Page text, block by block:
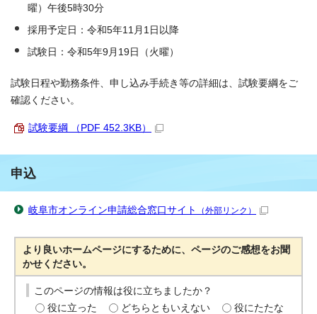
曜）午後5時30分
採用予定日：令和5年11月1日以降
試験日：令和5年9月19日（火曜）
試験日程や勤務条件、申し込み手続き等の詳細は、試験要綱をご
確認ください。
試験要綱 （PDF 452.3KB）
申込
岐阜市オンライン申請総合窓口サイト （外部リンク）
より良いホームページにするために、ページのご感想をお聞
かせください。
このページの情報は役に立ちましたか？
役に立った
どちらともいえない
役にたたな